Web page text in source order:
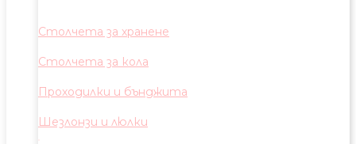
Столчета за хранене
Столчета за кола
Проходилки и бънджита
Шезлонзи и люлки